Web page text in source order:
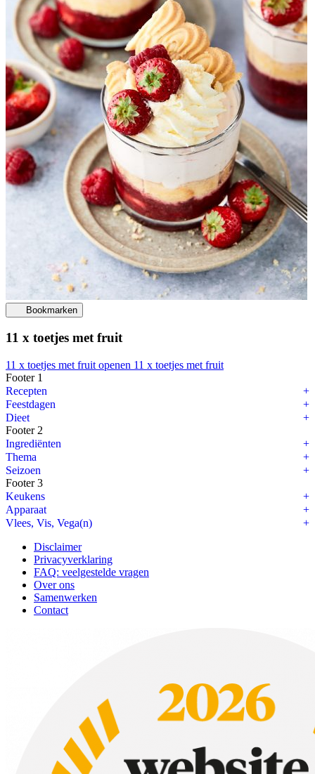
Bookmarken
11 x toetjes met fruit
11 x toetjes met fruit openen 11 x toetjes met fruit
Alles over Italiaanse kaas
Italië, het land van pizza, pasta en… kaas! De
Of je nu een
Mozzarella
Mozzarella is wereldberoemd om zijn zachte, elastische textuur.
Wil je een nog romigere variant? Ga dan voor
: dit is
Parmigiano Reggiano
Parmigiano Reggiano, vaak gewoon ‘Parmezaan’ genoemd, is
Gorgonzola
Gorgonzola, de sterke blauwaderkaas, komt uit Lombardije en
Ricotta, wat letterlijk ‘opnieuw gekookt’ betekent, is een verse
Er zijn nog veel meer Italiaanse kazen!
Natuurlijk zijn er nog veel meer soorten Italiaanse kaas dan de
Footer 1
Recepten
Feestdagen
Dieet
Footer 2
Ingrediënten
Thema
Seizoen
Footer 3
Keukens
Apparaat
Vlees, Vis, Vega(n)
Disclaimer
Privacyverklaring
FAQ: veelgestelde vragen
Over ons
Samenwerken
Contact